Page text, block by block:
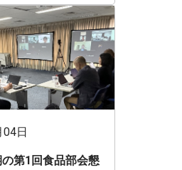
日
第1回食品部会懇